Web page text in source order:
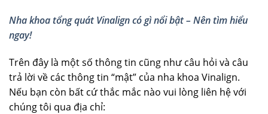
Nha khoa tổng quát Vinalign có gì nổi bật – Nên tìm hiểu
ngay!
Trên đây là một số thông tin cũng như câu hỏi và câu
trả lời về các thông tin “mật” của nha khoa Vinalign.
Nếu bạn còn bất cứ thắc mắc nào vui lòng liên hệ với
chúng tôi qua địa chỉ: